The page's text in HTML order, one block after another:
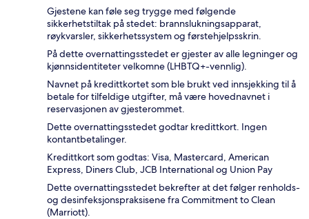
Gjestene kan føle seg trygge med følgende
sikkerhetstiltak på stedet: brannslukningsapparat,
røykvarsler, sikkerhetssystem og førstehjelpsskrin.
På dette overnattingsstedet er gjester av alle legninger og
kjønnsidentiteter velkomne (LHBTQ+-vennlig).
Navnet på kredittkortet som ble brukt ved innsjekking til å
betale for tilfeldige utgifter, må være hovednavnet i
reservasjonen av gjesterommet.
Dette overnattingsstedet godtar kredittkort. Ingen
kontantbetalinger.
Kredittkort som godtas: Visa, Mastercard, American
Express, Diners Club, JCB International og Union Pay
Dette overnattingsstedet bekrefter at det følger renholds-
og desinfeksjonspraksisene fra Commitment to Clean
(Marriott).